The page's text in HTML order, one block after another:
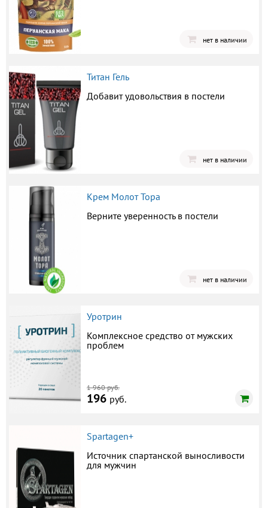
нет в наличии
Титан Гель
Добавит удовольствия в постели
нет в наличии
Крем Молот Тора
Верните уверенность в постели
нет в наличии
Уротрин
Комплексное средство от мужских
проблем
1 960 руб.
196 руб.
Spartagen+
Источник спартанской выносливости
для мужчин